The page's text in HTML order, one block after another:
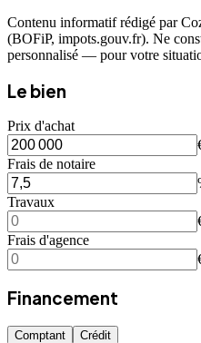
Contenu informatif rédigé par
(BOFiP, impots.gouv.fr). Ne
personnalisé — pour votre
Le bien
Prix d'achat
Frais de notaire
Travaux
Frais d'agence
Financement
Comptant Crédit